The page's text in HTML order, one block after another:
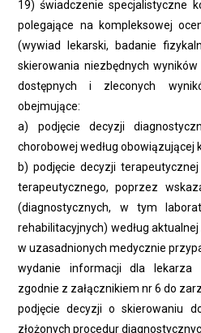
19) świadczenie specjalistyczne
polegające na kompleksowej
(wywiad lekarski, badanie
skierowania niezbędnych
dostępnych i zleconych
obejmujące:
a) podjęcie decyzji
chorobowej według obowiązującej
b) podjęcie decyzji
terapeutycznego, poprzez
(diagnostycznych, w tym
rehabilitacyjnych) według
w uzasadnionych medycznie
wydanie informacji dla lekarza
zgodnie z załącznikiem nr 6 do
podjęcie decyzji o skierowaniu
złożonych procedur